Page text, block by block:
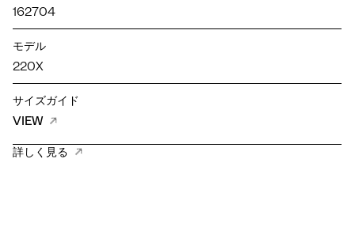
162704
モデル
220X
サイズガイド
VIEW
詳しく見る